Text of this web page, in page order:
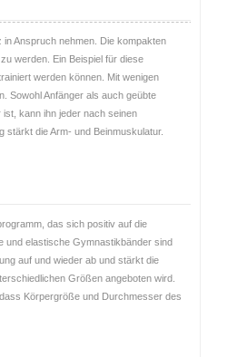
Anspruch nehmen. Die kompakten
werden. Ein Beispiel für diese
werden können. Mit wenigen
Sowohl Anfänger als auch geübte
kann ihn jeder nach seinen
die Arm- und Beinmuskulatur.
das sich positiv auf die
und elastische Gymnastikbänder sind
auf und wieder ab und stärkt die
Größen angeboten wird.
Körpergröße und Durchmesser des